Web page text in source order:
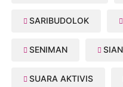
SARIBUDOLOK
SENIMAN
SUARA AKTIVIS